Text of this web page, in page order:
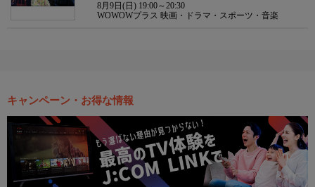
8月9日(日) 19:00～20:30
WOWOWプラス 映画・ドラマ・スポーツ・音楽
キャンペーン・お得な情報